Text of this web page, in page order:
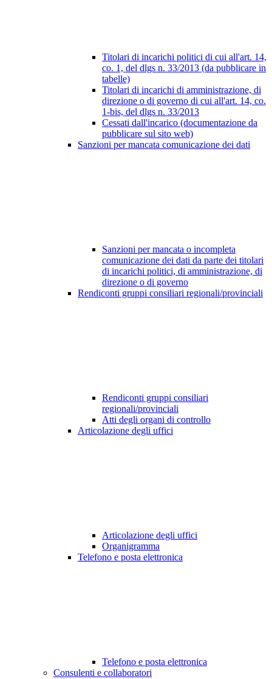
Titolari di incarichi politici di cui all'art. 14,
co. 1, del dlgs n. 33/2013 (da pubblicare in
tabelle)
Titolari di incarichi di amministrazione, di
direzione o di governo di cui all'art. 14, co.
1-bis, del dlgs n. 33/2013
Cessati dall'incarico (documentazione da
pubblicare sul sito web)
Sanzioni per mancata comunicazione dei dati
Sanzioni per mancata o incompleta
comunicazione dei dati da parte dei titolari
di incarichi politici, di amministrazione, di
direzione o di governo
Rendiconti gruppi consiliari regionali/provinciali
Rendiconti gruppi consiliari
regionali/provinciali
Atti degli organi di controllo
Articolazione degli uffici
Articolazione degli uffici
Organigramma
Telefono e posta elettronica
Telefono e posta elettronica
Consulenti e collaboratori